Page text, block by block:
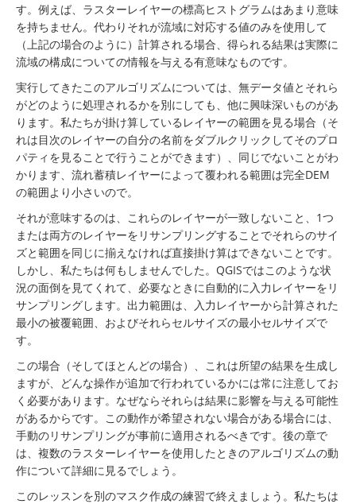
す。例えば、ラスターレイヤーの標高ヒストグラムはあまり意味
を持ちません。代わりそれが流域に対応する値のみを使用して
（上記の場合のように）計算される場合、得られる結果は実際に
流域の構成についての情報を与える有意味なものです。
実行してきたこのアルゴリズムについては、無データ値とそれら
がどのように処理されるかを別にしても、他に興味深いものがあ
ります。私たちが掛け算しているレイヤーの範囲を見る場合（そ
れは目次のレイヤーの自分の名前をダブルクリックしてそのプロ
パティを見ることで行うことができます）、同じでないことがわ
かります、流れ蓄積レイヤーによって覆われる範囲は完全DEM
の範囲より小さいので。
それが意味するのは、これらのレイヤーが一致しないこと、1つ
または両方のレイヤーをリサンプリングすることでそれらのサイ
ズと範囲を同じに揃えなければ直接掛け算はできないことです。
しかし、私たちは何もしませんでした。QGISではこのような状
況の面倒を見てくれて、必要なときに自動的に入力レイヤーをリ
サンプリングします。出力範囲は、入力レイヤーから計算された
最小の被覆範囲、およびそれらセルサイズの最小セルサイズで
す。
この場合（そしてほとんどの場合）、これは所望の結果を生成し
ますが、どんな操作が追加で行われているかには常に注意してお
く必要があります。なぜならそれらは結果に影響を与える可能性
があるからです。この動作が希望されない場合がある場合には、
手動のリサンプリングが事前に適用されるべきです。後の章で
は、複数のラスターレイヤーを使用したときのアルゴリズムの動
作について詳細に見るでしょう。
このレッスンを別のマスク作成の練習で終えましょう。私たちは